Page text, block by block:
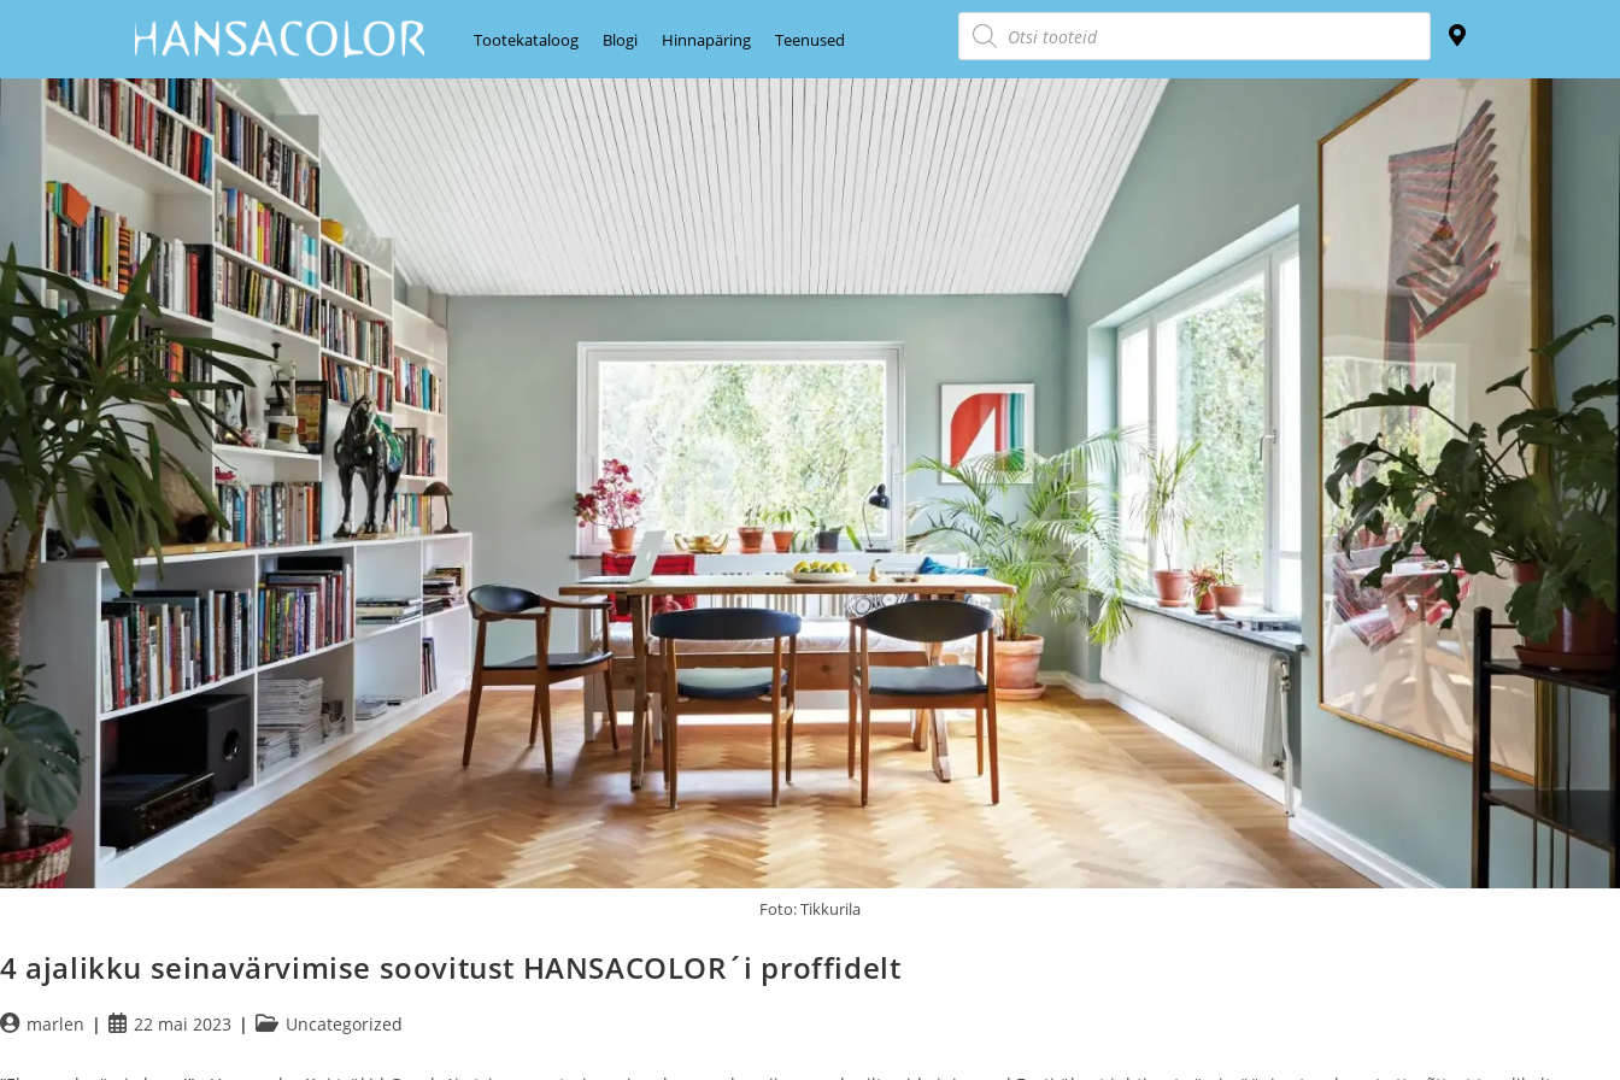
Tootekataloog Blogi Hinnapäring Teenused
Foto: Tikkurila
4 ajalikku seinavärvimise soovitust HANSACOLOR´i proffidelt
marlen 22 mai 2023 Uncategorized